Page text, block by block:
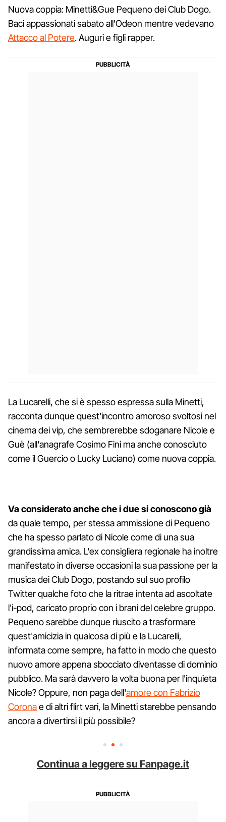
Nuova coppia: Minetti&Gue Pequeno dei Club Dogo.
Baci appassionati sabato all'Odeon mentre vedevano
Attacco al Potere. Auguri e figli rapper.
La Lucarelli, che si è spesso espressa sulla Minetti,
racconta dunque quest'incontro amoroso svoltosi nel
cinema dei vip, che sembrerebbe sdoganare Nicole e
Guè (all'anagrafe Cosimo Fini ma anche conosciuto
come il Guercio o Lucky Luciano) come nuova coppia.
Va considerato anche che i due si conoscono già
da quale tempo, per stessa ammissione di Pequeno
che ha spesso parlato di Nicole come di una sua
grandissima amica. L'ex consigliera regionale ha inoltre
manifestato in diverse occasioni la sua passione per la
musica dei Club Dogo, postando sul suo profilo
Twitter qualche foto che la ritrae intenta ad ascoltate
l'i-pod, caricato proprio con i brani del celebre gruppo.
Pequeno sarebbe dunque riuscito a trasformare
quest'amicizia in qualcosa di più e la Lucarelli,
informata come sempre, ha fatto in modo che questo
nuovo amore appena sbocciato diventasse di dominio
pubblico. Ma sarà davvero la volta buona per l'inquieta
Nicole? Oppure, non paga dell'amore con Fabrizio
Coronae di altri flirt vari, la Minetti starebbe pensando
ancora a divertirsi il più possibile?
Continua a leggere su Fanpage.it